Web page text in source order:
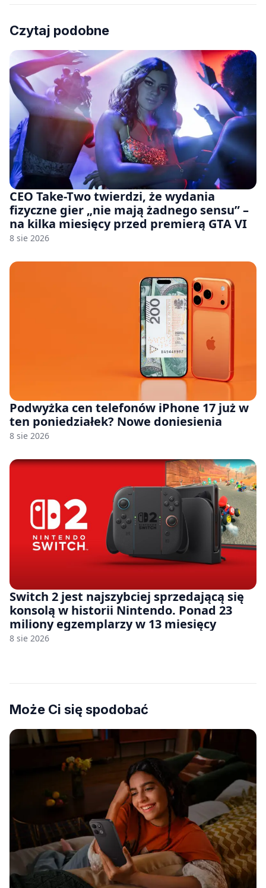
Czytaj podobne
CEO Take-Two twierdzi, że wydania
fizyczne gier „nie mają żadnego sensu” –
na kilka miesięcy przed premierą GTA VI
8 sie 2026
Podwyżka cen telefonów iPhone 17 już w
ten poniedziałek? Nowe doniesienia
8 sie 2026
Switch 2 jest najszybciej sprzedającą się
konsolą w historii Nintendo. Ponad 23
miliony egzemplarzy w 13 miesięcy
8 sie 2026
Może Ci się spodobać